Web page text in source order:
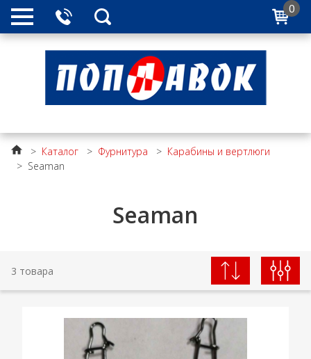
0
> Каталог > Фурнитура > Карабины и вертлюги
> Seaman
Seaman
3 товара